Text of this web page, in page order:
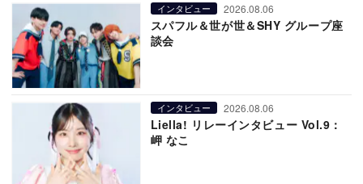
インタビュー 2026.08.06
スパフル＆世が世＆SHY グループ座
談会
インタビュー 2026.08.06
Liella! リレーインタビュー Vol.9：
岬 なこ